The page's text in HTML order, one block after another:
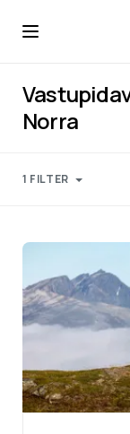
Norra
1 FILTER